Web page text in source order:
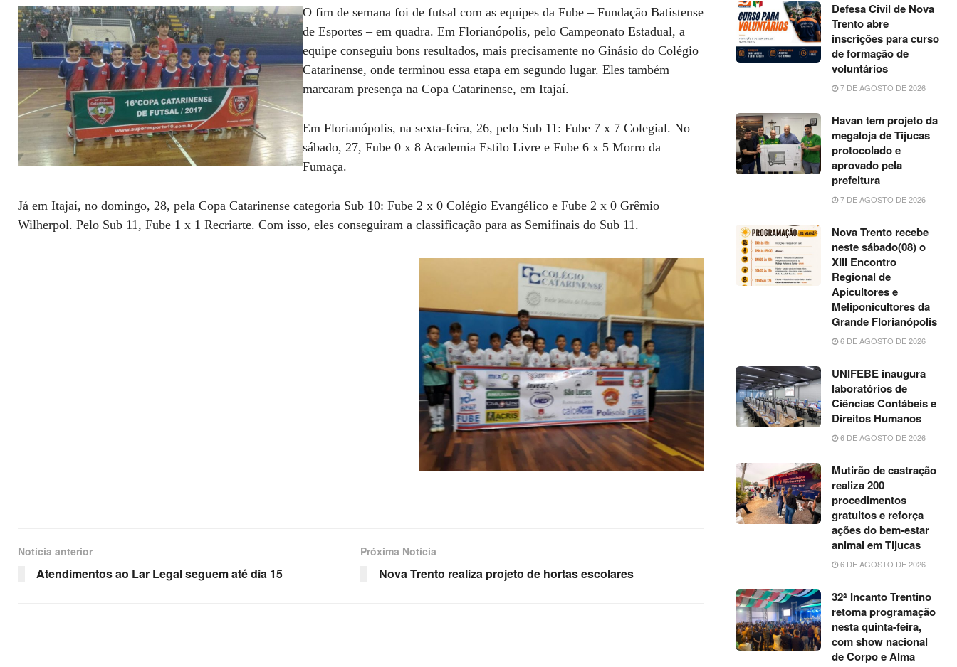
O fim de semana foi de futsal com as equipes da Fube – Fundação Batistense
de Esportes – em quadra. Em Florianópolis, pelo Campeonato Estadual, a
equipe conseguiu bons resultados, mais precisamente no Ginásio do Colégio
Catarinense, onde terminou essa etapa em segundo lugar. Eles também
marcaram presença na Copa Catarinense, em Itajaí.
Em Florianópolis, na sexta-feira, 26, pelo Sub 11: Fube 7 x 7 Colegial. No
sábado, 27, Fube 0 x 8 Academia Estilo Livre e Fube 6 x 5 Morro da
Fumaça.
Já em Itajaí, no domingo, 28, pela Copa Catarinense categoria Sub 10: Fube 2 x 0 Colégio Evangélico e Fube 2 x 0 Grêmio
Wilherpol. Pelo Sub 11, Fube 1 x 1 Recriarte. Com isso, eles conseguiram a classificação para as Semifinais do Sub 11.
Notícia anterior
Atendimentos ao Lar Legal seguem até dia 15
Próxima Notícia
Nova Trento realiza projeto de hortas escolares
Defesa Civil de Nova
Trento abre
inscrições para curso
de formação de
voluntários
7 DE AGOSTO DE 2026
Havan tem projeto da
megaloja de Tijucas
protocolado e
aprovado pela
prefeitura
7 DE AGOSTO DE 2026
Nova Trento recebe
neste sábado(08) o
XIII Encontro
Regional de
Apicultores e
Meliponicultores da
Grande Florianópolis
6 DE AGOSTO DE 2026
UNIFEBE inaugura
laboratórios de
Ciências Contábeis e
Direitos Humanos
6 DE AGOSTO DE 2026
Mutirão de castração
realiza 200
procedimentos
gratuitos e reforça
ações do bem-estar
animal em Tijucas
6 DE AGOSTO DE 2026
32ª Incanto Trentino
retoma programação
nesta quinta-feira,
com show nacional
de Corpo e Alma